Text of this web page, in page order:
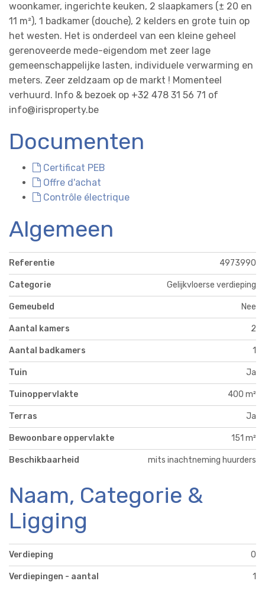
woonkamer, ingerichte keuken, 2 slaapkamers (± 20 en
11 m²), 1 badkamer (douche), 2 kelders en grote tuin op
het westen. Het is onderdeel van een kleine geheel
gerenoveerde mede-eigendom met zeer lage
gemeenschappelijke lasten, individuele verwarming en
meters. Zeer zeldzaam op de markt ! Momenteel
verhuurd. Info & bezoek op +32 478 31 56 71 of
info@irisproperty.be
Documenten
Certificat PEB
Offre d'achat
Contrôle électrique
Algemeen
Referentie 4973990
Categorie Gelijkvloerse verdieping
Gemeubeld Nee
Aantal kamers 2
Aantal badkamers 1
Tuin Ja
Tuinoppervlakte 400 m²
Terras Ja
Bewoonbare oppervlakte 151 m²
Beschikbaarheid mits inachtneming huurders
Naam, Categorie &
Ligging
Verdieping 0
Verdiepingen - aantal 1